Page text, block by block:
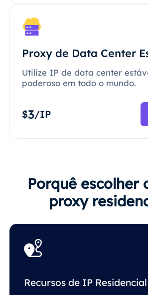
Proxy de Data Center
Utilize IP de data center
poderoso em todo o mundo.
$3/IP
Porquê escolher
proxy
Recursos de IP